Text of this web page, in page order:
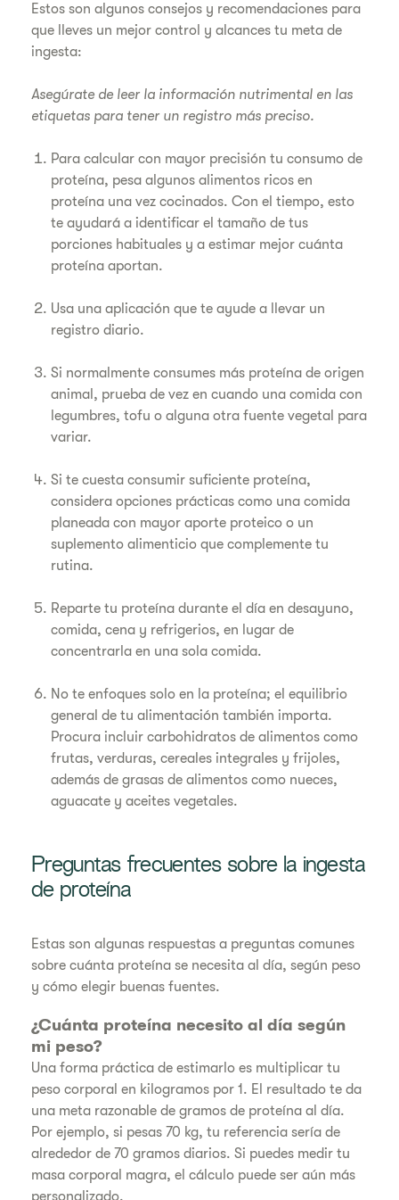
Estos son algunos consejos y recomendaciones para
que lleves un mejor control y alcances tu meta de
ingesta:
Asegúrate de leer la información nutrimental en las
etiquetas para tener un registro más preciso.
Para calcular con mayor precisión tu consumo de
proteína, pesa algunos alimentos ricos en
proteína una vez cocinados. Con el tiempo, esto
te ayudará a identificar el tamaño de tus
porciones habituales y a estimar mejor cuánta
proteína aportan.
Usa una aplicación que te ayude a llevar un
registro diario.
Si normalmente consumes más proteína de origen
animal, prueba de vez en cuando una comida con
legumbres, tofu o alguna otra fuente vegetal para
variar.
Si te cuesta consumir suficiente proteína,
considera opciones prácticas como una comida
planeada con mayor aporte proteico o un
suplemento alimenticio que complemente tu
rutina.
Reparte tu proteína durante el día en desayuno,
comida, cena y refrigerios, en lugar de
concentrarla en una sola comida.
No te enfoques solo en la proteína; el equilibrio
general de tu alimentación también importa.
Procura incluir carbohidratos de alimentos como
frutas, verduras, cereales integrales y frijoles,
además de grasas de alimentos como nueces,
aguacate y aceites vegetales.
Preguntas frecuentes sobre la ingesta
de proteína
Estas son algunas respuestas a preguntas comunes
sobre cuánta proteína se necesita al día, según peso
y cómo elegir buenas fuentes.
¿Cuánta proteína necesito al día según
mi peso?
Una forma práctica de estimarlo es multiplicar tu
peso corporal en kilogramos por 1. El resultado te da
una meta razonable de gramos de proteína al día.
Por ejemplo, si pesas 70 kg, tu referencia sería de
alrededor de 70 gramos diarios. Si puedes medir tu
masa corporal magra, el cálculo puede ser aún más
personalizado.